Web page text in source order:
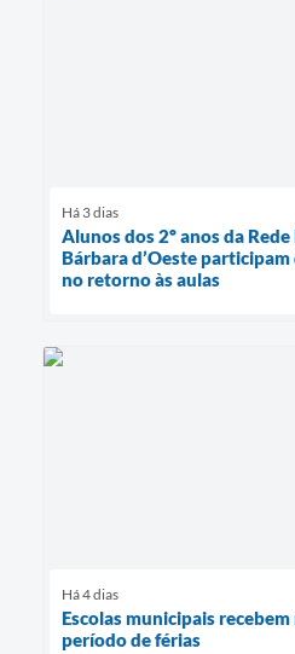
Há 3 dias
Alunos dos 2º anos da
Bárbara d’Oeste participam
no retorno às aulas
Há 4 dias
Escolas municipais
período de férias